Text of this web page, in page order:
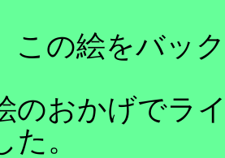
この絵をバッ
のおかげでラ
。